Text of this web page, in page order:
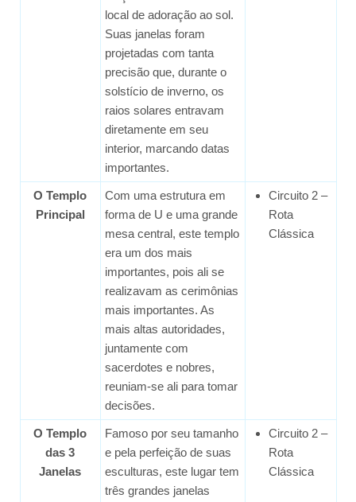
local de adoração ao sol.
Suas janelas foram
projetadas com tanta
precisão que, durante o
solstício de inverno, os
raios solares entravam
diretamente em seu
interior, marcando datas
importantes.
O Templo
Principal
Com uma estrutura em
forma de U e uma grande
mesa central, este templo
era um dos mais
importantes, pois ali se
realizavam as cerimônias
mais importantes. As
mais altas autoridades,
juntamente com
sacerdotes e nobres,
reuniam-se ali para tomar
decisões.
Circuito 2 –
Rota
Clássica
O Templo
das 3
Janelas
Famoso por seu tamanho
e pela perfeição de suas
esculturas, este lugar tem
três grandes janelas
Circuito 2 –
Rota
Clássica